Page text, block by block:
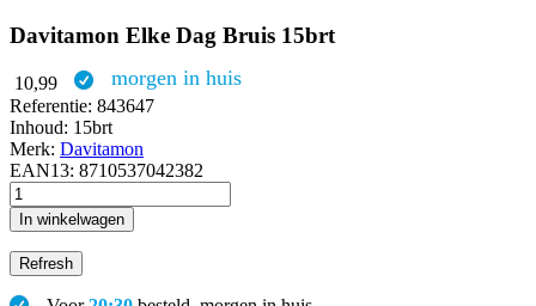
Davitamon Elke Dag Bruis 15brt
10,99 morgen in huis
Referentie: 843647
Inhoud: 15brt
Merk: Davitamon
EAN13: 8710537042382
In winkelwagen